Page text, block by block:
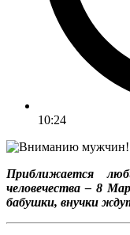
10:24
Приближается
человечества – 8
бабушки, внучки